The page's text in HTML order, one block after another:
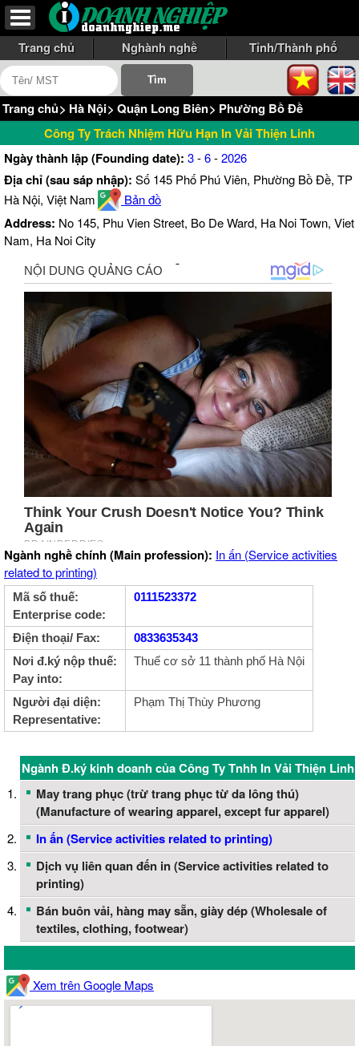
Trang chủ Nghành nghề Tỉnh/Thành phố
Trang chủ> Hà Nội> Quận Long Biên> Phường Bồ Đề
Công Ty Trách Nhiệm Hữu Hạn In Vải Thiện Linh
Ngày thành lập (Founding date): 3-6-2026
Địa chỉ (sau sáp nhập): Số 145 Phố Phú Viên, Phường Bồ Đề, TP
Hà Nội, Việt Nam
Bản đồ
Address: No 145, Phu Vien Street, Bo De Ward, Ha Noi Town, Viet
Nam, Ha Noi City
Ngành nghề chính (Main profession): In ấn (Service activities
related to printing)
Mã số thuế:
Enterprise code:
0111523372
Điện thoại/ Fax:
0833635343
Nơi đ.ký nộp thuế:
Pay into:
Thuế cơ sở 11 thành phố Hà Nội
Người đại diện:
Representative:
Phạm Thị Thùy Phương
Ngành Đ.ký kinh doanh của Công Ty Tnhh In Vải Thiện Linh
May trang phục (trừ trang phục từ da lông thú)
(Manufacture of wearing apparel, except fur apparel)
In ấn (Service activities related to printing)
Dịch vụ liên quan đến in (Service activities related to
printing)
Bán buôn vải, hàng may sẵn, giày dép (Wholesale of
textiles, clothing, footwear)
Xem trên Google Maps